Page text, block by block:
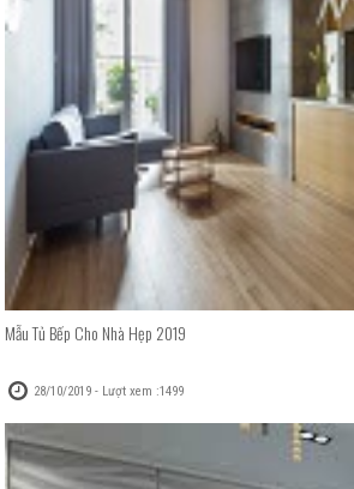
Mẫu Tủ Bếp Cho Nhà Hẹp 2019
28/10/2019 - Lượt xem :1499